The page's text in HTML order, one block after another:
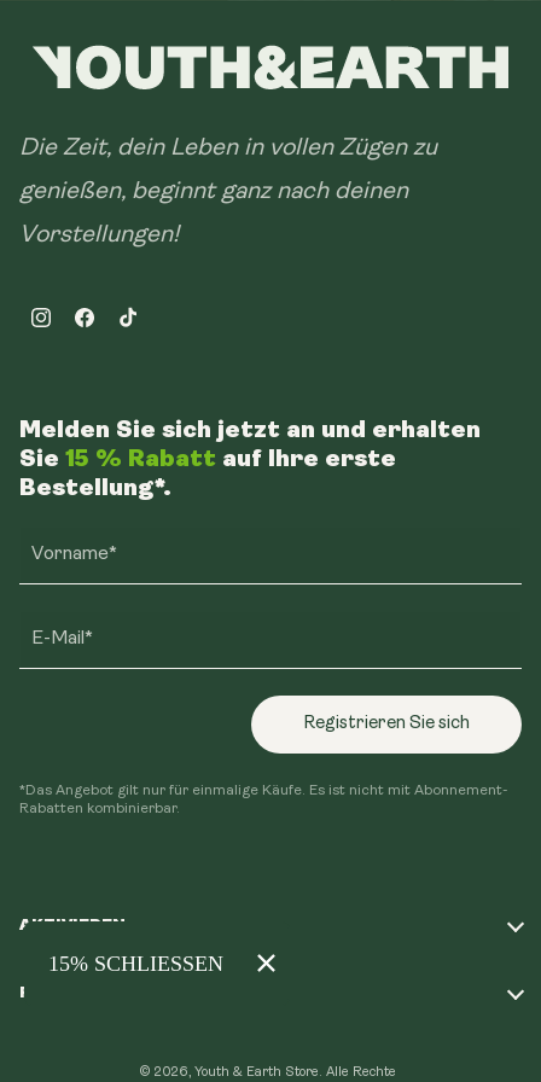
Die Zeit, dein Leben in vollen Zügen zu
genießen, beginnt ganz nach deinen
Vorstellungen!
InstagramFacebookTikTok
AKTIVIEREN
Machen Sie unser Quiz
Treueprogramm
RICHTLINIEN
Melden Sie sich jetzt an und erhalten
Sie 15 % Rabatt auf Ihre erste
Bestellung*.
Vorname*
E-Mail*
Registrieren Sie sich
*Das Angebot gilt nur für einmalige Käufe. Es ist nicht mit Abonnement-
Rabatten kombinierbar.
© 2026, Youth & Earth Store. Alle Rechte